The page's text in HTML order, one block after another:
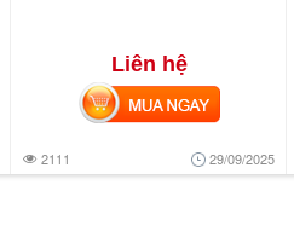
Liên hệ
2111 29/09/2025
MUA NGAY